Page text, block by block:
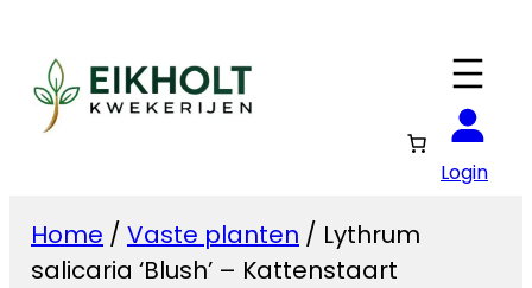
inhoud
Login
Home / Vaste planten / Lythrum
salicaria ‘Blush’ – Kattenstaart